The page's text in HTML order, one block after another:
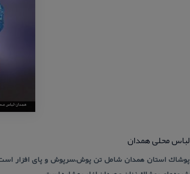
لباس محلی همدان
پوشاك استان همدان شامل تن پوش،سرپوش و پای افزار